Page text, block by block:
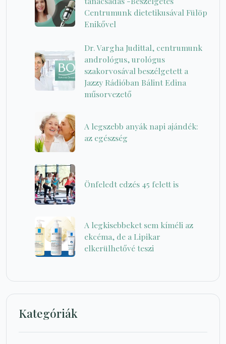
Centrumunk dietetikusával Fülöp
Enikővel
Dr. Vargha Judittal, centrumunk
andrológus, urológus
szakorvosával beszélgetett a
Jazzy Rádióban Bálint Edina
műsorvezető
A legszebb anyák napi ajándék:
az egészség
Önfeledt edzés 45 felett is
A legkisebbeket sem kíméli az
ekcéma, de a Lipikar
elkerülhetővé teszi
Kategóriák